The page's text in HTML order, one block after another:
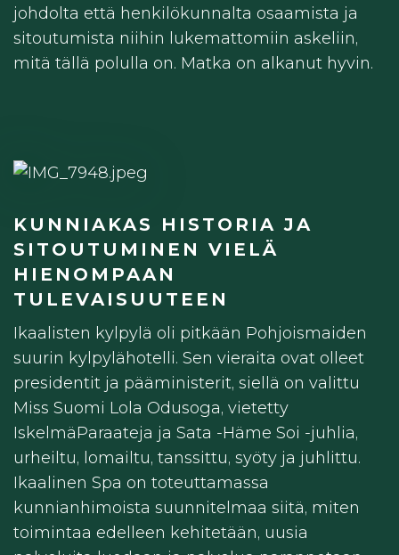
johdolta että henkilökunnalta osaamista ja
sitoutumista niihin lukemattomiin askeliin,
mitä tällä polulla on. Matka on alkanut hyvin.
KUNNIAKAS HISTORIA JA
SITOUTUMINEN VIELÄ
HIENOMPAAN
TULEVAISUUTEEN
Ikaalisten kylpylä oli pitkään Pohjoismaiden
suurin kylpylähotelli. Sen vieraita ovat olleet
presidentit ja pääministerit, siellä on valittu
Miss Suomi Lola Odusoga, vietetty
IskelmäParaateja ja Sata -Häme Soi -juhlia,
urheiltu, lomailtu, tanssittu, syöty ja juhlittu.
Ikaalinen Spa on toteuttamassa
kunnianhimoista suunnitelmaa siitä, miten
toimintaa edelleen kehitetään, uusia